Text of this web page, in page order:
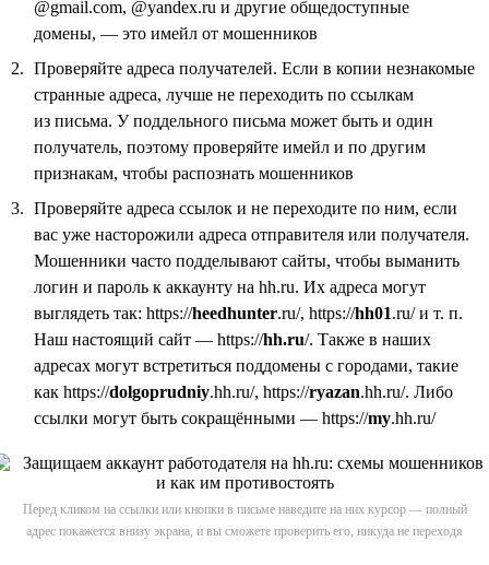
@gmail.com, @yandex.ru и другие общедоступные
домены, — это имейл от мошенников
Проверяйте адреса получателей. Если в копии незнакомые
странные адреса, лучше не переходить по ссылкам
из письма. У поддельного письма может быть и один
получатель, поэтому проверяйте имейл и по другим
признакам, чтобы распознать мошенников
Проверяйте адреса ссылок и не переходите по ним, если
вас уже насторожили адреса отправителя или получателя.
Мошенники часто подделывают сайты, чтобы выманить
логин и пароль к аккаунту на hh.ru. Их адреса могут
выглядеть так: https://heedhunter.ru/, https://hh01.ru/ и т. п.
Наш настоящий сайт — https://hh.ru/. Также в наших
адресах могут встретиться поддомены с городами, такие
как https://dolgoprudniy.hh.ru/, https://ryazan.hh.ru/. Либо
ссылки могут быть сокращёнными — https://my.hh.ru/
Перед кликом на ссылки или кнопки в письме наведите на них курсор — полный
адрес покажется внизу экрана, и вы сможете проверить его, никуда не переходя